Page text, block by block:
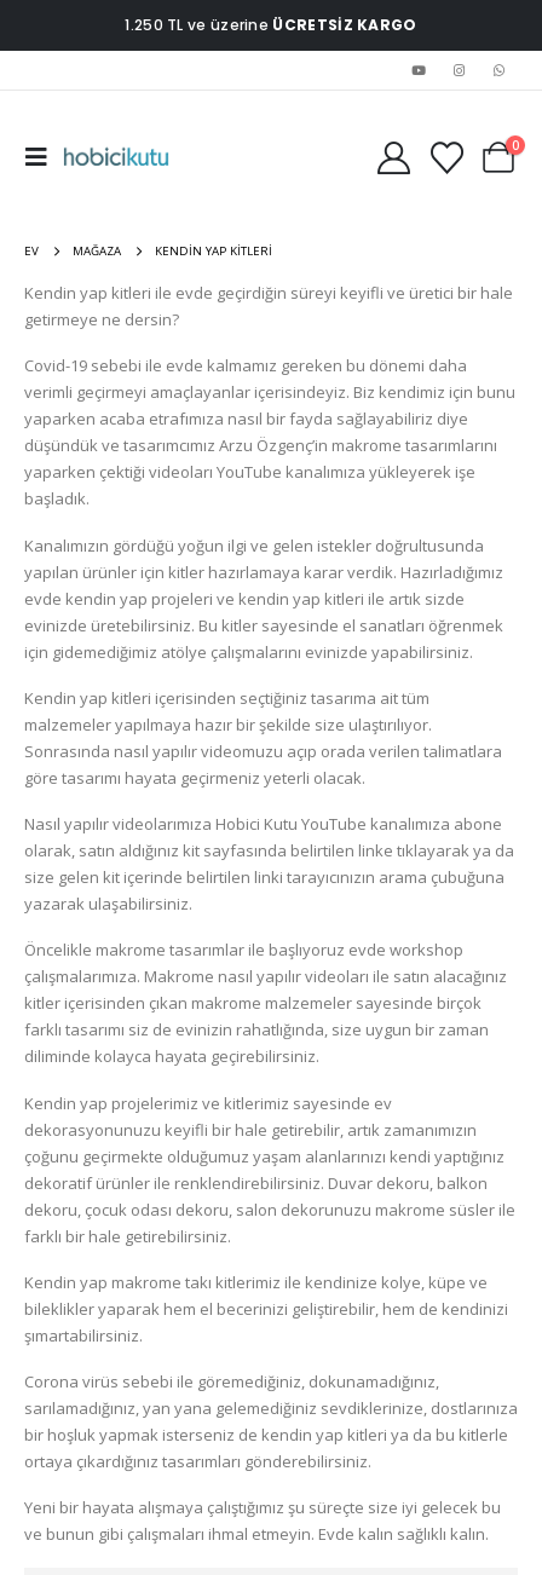
1.250 TL ve üzerine ÜCRETSİZ KARGO
0
EV MAĞAZA KENDIN YAP KITLERI
Kendin yap kitleri ile evde geçirdiğin süreyi keyifli ve üretici bir hale
getirmeye ne dersin?
Covid-19 sebebi ile evde kalmamız gereken bu dönemi daha
verimli geçirmeyi amaçlayanlar içerisindeyiz. Biz kendimiz için bunu
yaparken acaba etrafımıza nasıl bir fayda sağlayabiliriz diye
düşündük ve tasarımcımız Arzu Özgenç’in makrome tasarımlarını
yaparken çektiği videoları YouTube kanalımıza yükleyerek işe
başladık.
Kanalımızın gördüğü yoğun ilgi ve gelen istekler doğrultusunda
yapılan ürünler için kitler hazırlamaya karar verdik. Hazırladığımız
evde kendin yap projeleri ve kendin yap kitleri ile artık sizde
evinizde üretebilirsiniz. Bu kitler sayesinde el sanatları öğrenmek
için gidemediğimiz atölye çalışmalarını evinizde yapabilirsiniz.
Kendin yap kitleri içerisinden seçtiğiniz tasarıma ait tüm
malzemeler yapılmaya hazır bir şekilde size ulaştırılıyor.
Sonrasında nasıl yapılır videomuzu açıp orada verilen talimatlara
göre tasarımı hayata geçirmeniz yeterli olacak.
Nasıl yapılır videolarımıza Hobici Kutu YouTube kanalımıza abone
olarak, satın aldığınız kit sayfasında belirtilen linke tıklayarak ya da
size gelen kit içerinde belirtilen linki tarayıcınızın arama çubuğuna
yazarak ulaşabilirsiniz.
Öncelikle makrome tasarımlar ile başlıyoruz evde workshop
çalışmalarımıza. Makrome nasıl yapılır videoları ile satın alacağınız
kitler içerisinden çıkan makrome malzemeler sayesinde birçok
farklı tasarımı siz de evinizin rahatlığında, size uygun bir zaman
diliminde kolayca hayata geçirebilirsiniz.
Kendin yap projelerimiz ve kitlerimiz sayesinde ev
dekorasyonunuzu keyifli bir hale getirebilir, artık zamanımızın
çoğunu geçirmekte olduğumuz yaşam alanlarınızı kendi yaptığınız
dekoratif ürünler ile renklendirebilirsiniz. Duvar dekoru, balkon
dekoru, çocuk odası dekoru, salon dekorunuzu makrome süsler ile
farklı bir hale getirebilirsiniz.
Kendin yap makrome takı kitlerimiz ile kendinize kolye, küpe ve
bileklikler yaparak hem el becerinizi geliştirebilir, hem de kendinizi
şımartabilirsiniz.
Corona virüs sebebi ile göremediğiniz, dokunamadığınız,
sarılamadığınız, yan yana gelemediğiniz sevdiklerinize, dostlarınıza
bir hoşluk yapmak isterseniz de kendin yap kitleri ya da bu kitlerle
ortaya çıkardığınız tasarımları gönderebilirsiniz.
Yeni bir hayata alışmaya çalıştığımız şu süreçte size iyi gelecek bu
ve bunun gibi çalışmaları ihmal etmeyin. Evde kalın sağlıklı kalın.